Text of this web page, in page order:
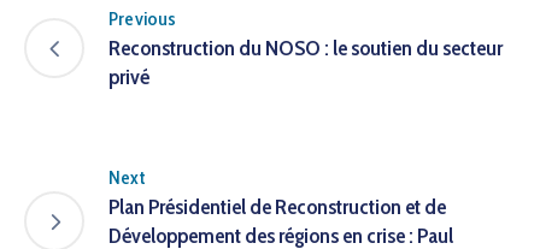
Previous
Reconstruction du NOSO : le soutien du secteur
privé
Next
Plan Présidentiel de Reconstruction et de
Développement des régions en crise : Paul